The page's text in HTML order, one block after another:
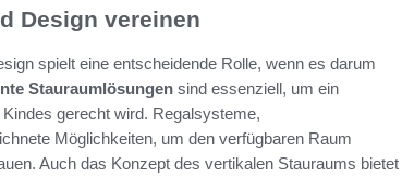
Design vereinen
spielt eine entscheidende Rolle, wenn es darum
Stauraumlösungen sind essenziell, um ein
gerecht wird. Regalsysteme,
Möglichkeiten, um den verfügbaren Raum
Auch das Konzept des vertikalen Stauraums bietet